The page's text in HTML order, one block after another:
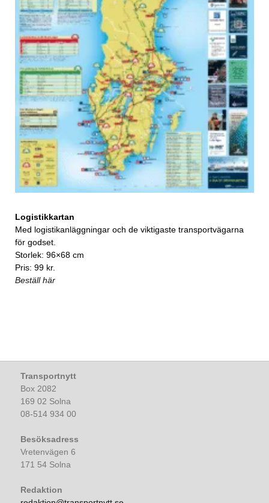
Logistikkartan
Med logistikanläggningar och de viktigaste transportvägarna
för godset.
Storlek: 96×68 cm
Pris: 99 kr.
Beställ här
Transportnytt
Box 2082
169 02 Solna
08-514 934 00
Besöksadress
Vretenvägen 6
171 54 Solna
Redaktion